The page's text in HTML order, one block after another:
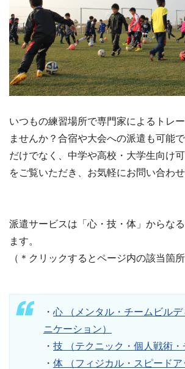
いつもの練習場所で専門家によるトレ
ませんか？合宿や大会への派遣も可能
だけでなく、中学や高校・大学生向け
をご覧いただき、お気軽にお問い合わせ
派遣サービスは「心・技・体」からな
ます。
（＊クリックするとページ内の該当箇
・ 心 （メンタル・チームビルデ
ニケーション）
・ 技 （テクニック・個人戦術・
・ 体 （フィジカル・スピード